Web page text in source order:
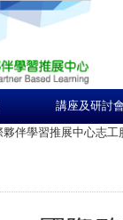
講座及研討
夥伴學習推展中心志